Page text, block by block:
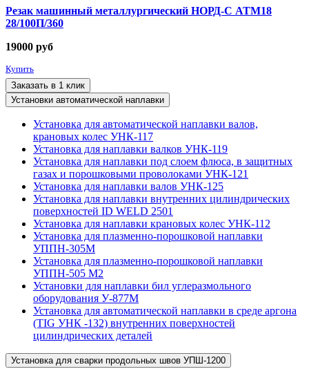
Резак машинный металлургический НОРД-С АТМ18
28/100П/360
19000 руб
Купить
Заказать в 1 клик
Установки автоматической наплавки
Установка для автоматической наплавки валов,
крановых колес УНК-117
Установка для наплавки валков УНК-119
Установка для наплавки под слоем флюса, в защитных
газах и порошковыми проволоками УНК-121
Установка для наплавки валов УНК-125
Установка для наплавки внутренних цилиндрических
поверхностей ID WELD 2501
Установка для наплавки крановых колес УНК-112
Установка для плазменно-порошковой наплавки
УППН-305М
Установка для плазменно-порошковой наплавки
УППН-505 М2
Установки для наплавки бил углеразмольного
оборудования У-877М
Установка для автоматической наплавки в среде аргона
(TIG УНК -132) внутренних поверхностей
цилиндрических деталей
Установка для сварки продольных швов УПШ-1200